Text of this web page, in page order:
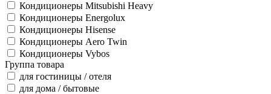
Кондиционеры Mitsubishi Heavy
Кондиционеры Energolux
Кондиционеры Hisense
Кондиционеры Aero Twin
Кондиционеры Vybos
Группа товара
для гостиницы / отеля
для дома / бытовые